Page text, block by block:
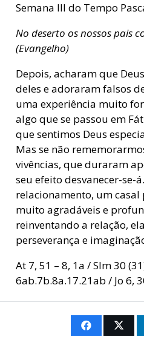
Semana III do Tempo
No deserto os nossos pais
(Evangelho)
Depois, acharam que
deles e adoraram falsos
uma experiência muito
algo que se passou em
que sentimos Deus
Mas se não
vivências, que duraram
seu efeito desvanecer-se-
relacionamento, um
muito agradáveis e
reinventando a relação,
perseverança e
At 7, 51 – 8, 1a / Slm 30
6ab.7b.8a.17.21ab / Jo 6,